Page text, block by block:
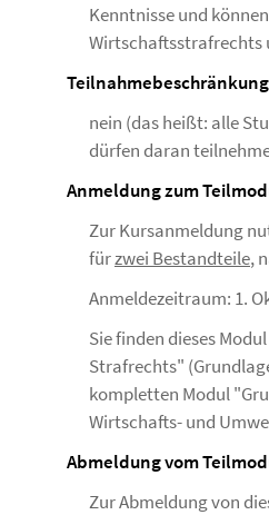
Kenntnisse und
Wirtschaftsstrafrechts
nein (das heißt: alle
dürfen daran
Anmeldung zum
Zur Kursanmeldung
fürzwei Bestandteile,
Anmeldezeitraum: 1.
Sie finden dieses
Strafrechts"
kompletten Modul
Wirtschafts- und
Abmeldung vom
Zur Abmeldung von